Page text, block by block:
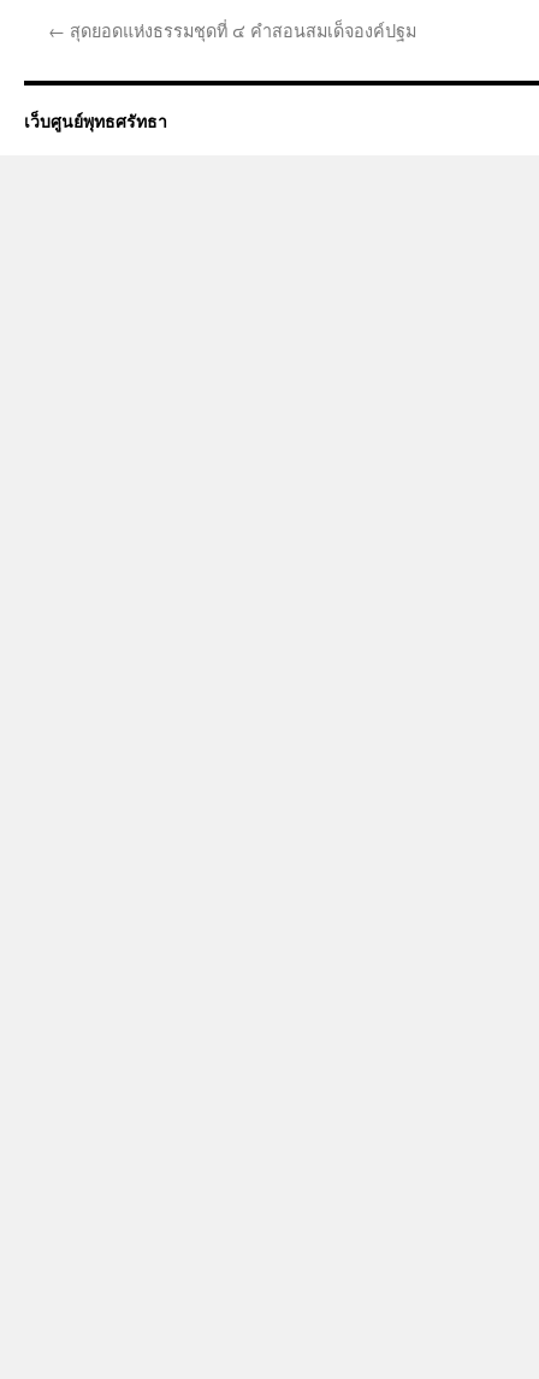
← สุดยอดแห่งธรรมชุดที่ ๔ คำสอนสมเด็จองค์ปฐม
เว็บศูนย์พุทธศรัทธา